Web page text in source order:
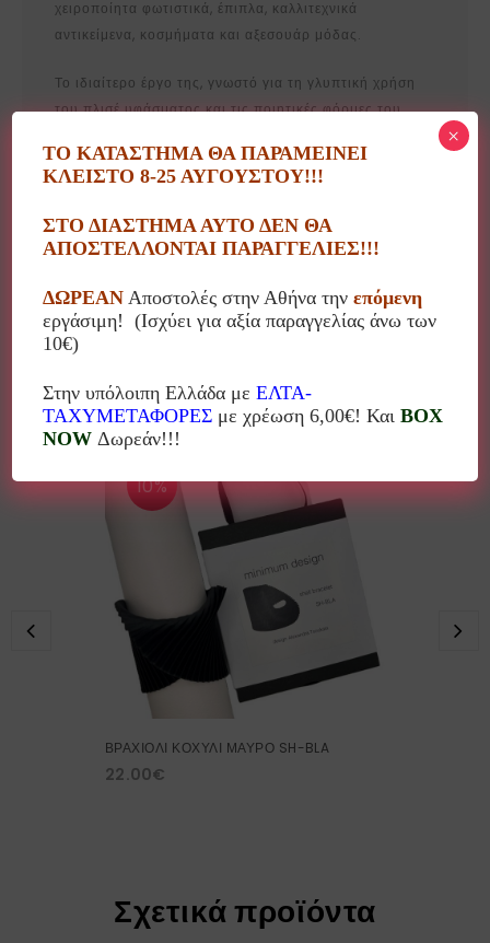
χειροποίητα φωτιστικά, έπιπλα, καλλιτεχνικά
αντικείμενα, κοσμήματα και αξεσουάρ μόδας.
Το ιδιαίτερο έργο της, γνωστό για τη γλυπτική χρήση
του πλισέ υφάσματος και τις ποιητικές φόρμες του,
κόσμο. Αξιοσημείωτο είναι ότι τα αξεσουάρ μόδας της
φιλοξενούνται σε 90 πωλητήρια μεγάλων μουσείων
αναγνώριση και την καλλιτεχνική της επιρροή.
Μπορεί επίσης να σας αρέσει…
10%
ΒΡΑΧΙΟΛΙ ΚΟΧΥΛΙ ΜΑΥΡΟ SH-BLA
22.00€
Σχετικά προϊόντα
ΤΟ ΚΑΤΑΣΤΗΜΑ ΘΑ ΠΑΡΑΜΕΙΝΕΙ
ΚΛΕΙΣΤΟ 8-25 ΑΥΓΟΥΣΤΟΥ!!!
ΣΤΟ ΔΙΑΣΤΗΜΑ ΑΥΤΟ ΔΕΝ ΘΑ
ΑΠΟΣΤΕΛΛΟΝΤΑΙ ΠΑΡΑΓΓΕΛΙΕΣ!!!
ΔΩΡΕΑΝ Αποστολές στην Αθήνα τηνεπόμενη
εργάσιμη! (Ισχύει για αξία παραγγελίας άνω των
10€)
Στην υπόλοιπη Ελλάδα μεΕΛΤΑ-
ΤΑΧΥΜΕΤΑΦΟΡΕΣ με χρέωση 6,00€! ΚαιBOX
NOW Δωρεάν!!!
×